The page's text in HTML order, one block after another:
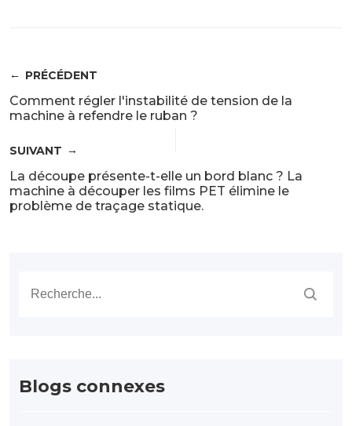
PRÉCÉDENT
Comment régler l'instabilité de tension de la
machine à refendre le ruban ?
SUIVANT
La découpe présente-t-elle un bord blanc ? La
machine à découper les films PET élimine le
problème de traçage statique.
Blogs connexes